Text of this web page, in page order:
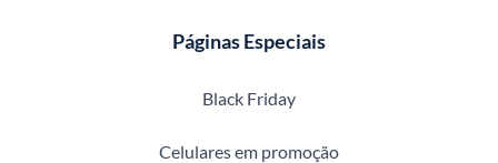
Páginas Especiais
Black Friday
Celulares em promoção